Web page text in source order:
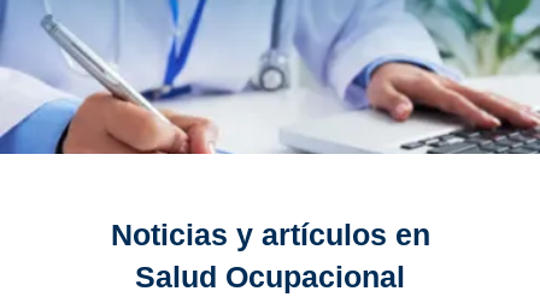
Noticias y artículos en
Salud Ocupacional